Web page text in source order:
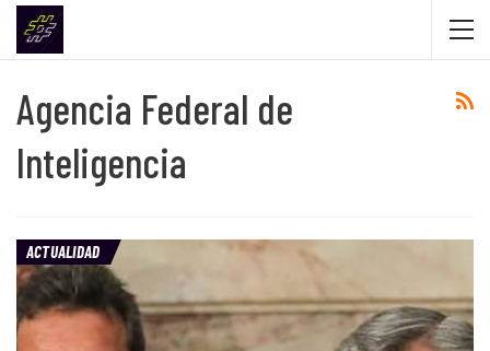
Agencia Federal de
Inteligencia
ACTUALIDAD